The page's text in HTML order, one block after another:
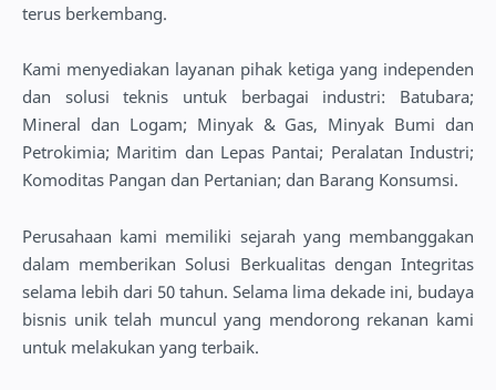
terus berkembang.
Kami menyediakan layanan pihak ketiga yang independen
dan solusi teknis untuk berbagai industri: Batubara;
Mineral dan Logam; Minyak & Gas, Minyak Bumi dan
Petrokimia; Maritim dan Lepas Pantai; Peralatan Industri;
Komoditas Pangan dan Pertanian; dan Barang Konsumsi.
Perusahaan kami memiliki sejarah yang membanggakan
dalam memberikan Solusi Berkualitas dengan Integritas
selama lebih dari 50 tahun. Selama lima dekade ini, budaya
bisnis unik telah muncul yang mendorong rekanan kami
untuk melakukan yang terbaik.